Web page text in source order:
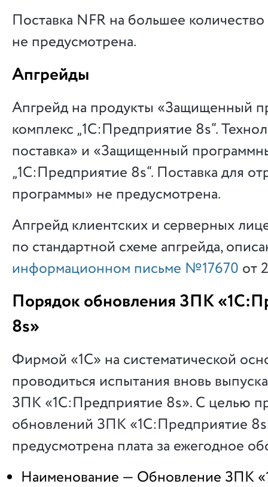
Поставка NFR на большее
не предусмотрена.
Апгрейды
Апгрейд на продукты «Защищенный
комплекс „1С:Предприятие 8s“.
поставка» и «Защищенный
„1С:Предприятие 8s“. Поставка для
программы» не предусмотрена.
Апгрейд клиентских и серверных
по стандартной схеме апгрейда,
информационном письме №17670 от
Порядок обновления ЗПК
8s»
Фирмой «1С» на систематической
проводиться испытания вновь
ЗПК «1С:Предприятие 8s». С целью
обновлений ЗПК «1С:Предприятие
предусмотрена плата за ежегодное
Наименование — Обновление ЗПК